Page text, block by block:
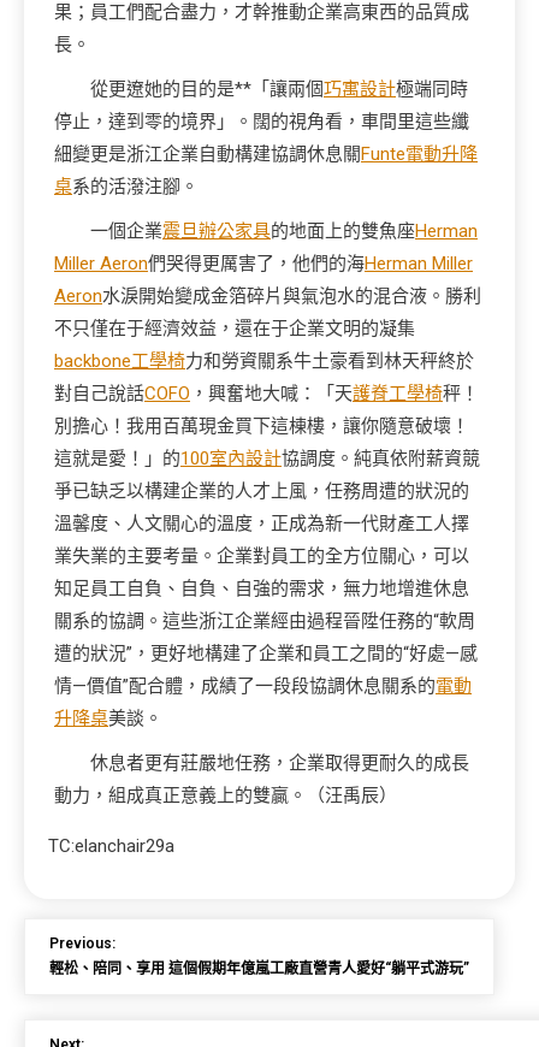
果；員工們配合盡力，才幹推動企業高東西的品質成
長。
從更遼她的目的是**「讓兩個巧寓設計極端同時
停止，達到零的境界」。闊的視角看，車間里這些纖
細變更是浙江企業自動構建協調休息關Funte電動升降
桌系的活潑注腳。
一個企業震旦辦公家具的地面上的雙魚座Herman
Miller Aeron們哭得更厲害了，他們的海Herman Miller
Aeron水淚開始變成金箔碎片與氣泡水的混合液。勝利
不只僅在于經濟效益，還在于企業文明的凝集
backbone工學椅力和勞資關系牛土豪看到林天秤終於
對自己說話COFO ，興奮地大喊：「天護脊工學椅秤！
別擔心！我用百萬現金買下這棟樓，讓你隨意破壞！
這就是愛！」的100室內設計協調度。純真依附薪資競
爭已缺乏以構建企業的人才上風，任務周遭的狀況的
溫馨度、人文關心的溫度，正成為新一代財產工人擇
業失業的主要考量。企業對員工的全方位關心，可以
知足員工自負、自負、自強的需求，無力地增進休息
關系的協調。這些浙江企業經由過程晉陞任務的“軟周
遭的狀況”，更好地構建了企業和員工之間的“好處—感
情—價值”配合體，成績了一段段協調休息關系的電動
升降桌美談。
休息者更有莊嚴地任務，企業取得更耐久的成長
動力，組成真正意義上的雙贏。（汪禹辰）
TC:elanchair29a
Previous:
輕松、陪同、享用 這個假期年億嵐工廠直營青人愛好“躺平式游玩”